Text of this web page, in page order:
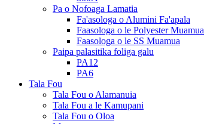
Pa o Nofoaga Lamatia
Fa'asologa o Alumini Fa'apala
Faasologa o le Polyester Muamua
Faasologa o le SS Muamua
Paipa palasitika foliga galu
PA12
PA6
Tala Fou
Tala Fou o Alamanuia
Tala Fou a le Kamupani
Tala Fou o Oloa